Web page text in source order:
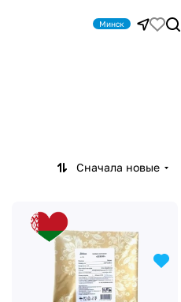
Минск
Сначала новые